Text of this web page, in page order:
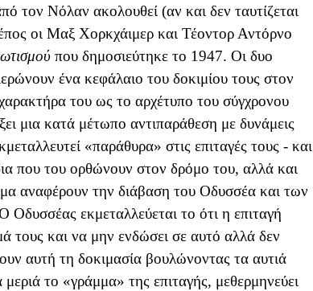
τον Νόλαν ακολουθεί (αν και δεν ταυτίζεται
οι Μαξ Χορκχάιμερ και Τέοντορ Αντόρνο
που δημοσιεύτηκε το 1947. Οι δυο
ένα κεφάλαιο του δοκιμίου τους στον
του ως το αρχέτυπο του σύγχρονου
μια κατά μέτωπο αντιπαράθεση με δυνάμεις
«παράθυρα» στις επιταγές τους - και
που του ορθώνουν στον δρόμο του, αλλά και
αναφέρουν την διάβαση του Οδυσσέα και των
εκμεταλλεύεται το ότι η επιταγή
τους και να μην ενδώσει σε αυτό αλλά δεν
αυτή τη δοκιμασία βουλώνοντας τα αυτιά
το «γράμμα» της επιταγής, μεθερμηνεύει